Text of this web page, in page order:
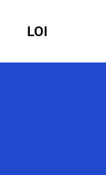
LOI